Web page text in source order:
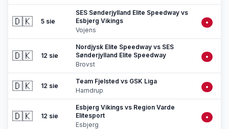
🇩🇰 5 sie
SES Sønderjylland Elite Speedway vs
Esbjerg Vikings
Vojens
•
🇩🇰 12 sie
Nordjysk Elite Speedway vs SES
Sønderjylland Elite Speedway
Brovst
•
🇩🇰 12 sie
Team Fjelsted vs GSK Liga
Harndrup
•
🇩🇰 12 sie
Esbjerg Vikings vs Region Varde
Elitesport
Esbjerg
•